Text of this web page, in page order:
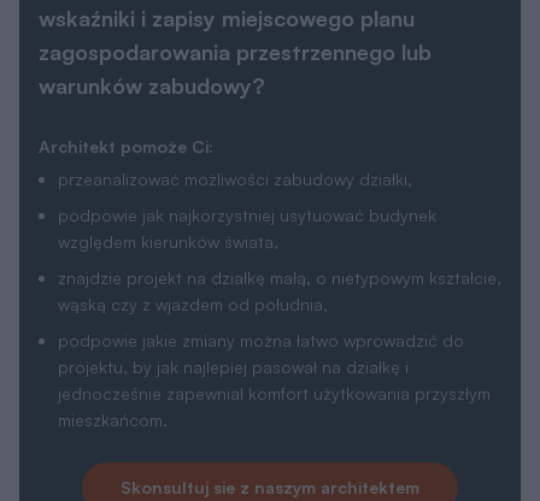
wskaźniki i zapisy miejscowego planu
zagospodarowania przestrzennego lub
warunków zabudowy?
Architekt pomoże Ci:
przeanalizować możliwości zabudowy działki,
podpowie jak najkorzystniej usytuować budynek
względem kierunków świata,
znajdzie projekt na działkę małą, o nietypowym kształcie,
wąską czy z wjazdem od południa,
podpowie jakie zmiany można łatwo wprowadzić do
projektu, by jak najlepiej pasował na działkę i
jednocześnie zapewniał komfort użytkowania przyszłym
mieszkańcom.
Skonsultuj sie z naszym architektem